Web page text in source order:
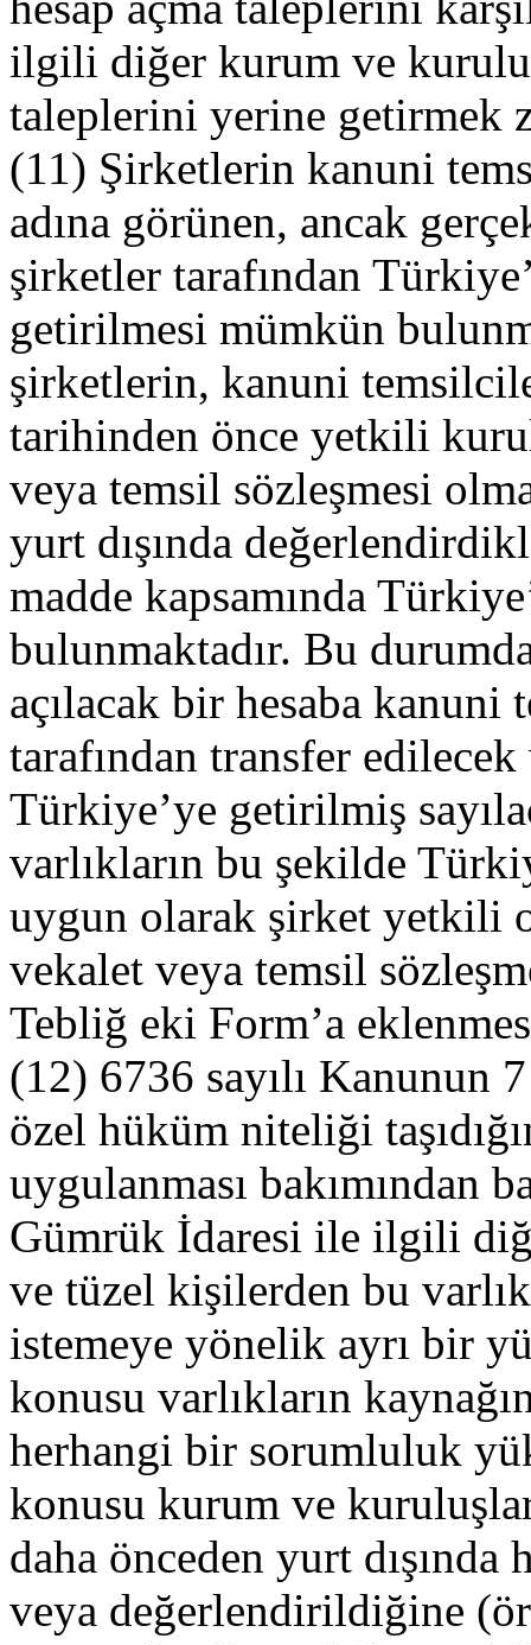
ilgili diğer kurum ve
taleplerini yerine getirmek
(11) Şirketlerin kanuni
adına görünen, ancak
şirketler tarafından
getirilmesi mümkün
şirketlerin, kanuni
tarihinden önce yetkili
veya temsil sözleşmesi
yurt dışında
madde kapsamında
bulunmaktadır. Bu
açılacak bir hesaba
tarafından transfer
Türkiye’ye getirilmiş
varlıkların bu şekilde
uygun olarak şirket yetkili
vekalet veya temsil
Tebliğ eki Form’a
(12) 6736 sayılı Kanunun
özel hüküm niteliği
uygulanması bakımından
Gümrük İdaresi ile ilgili
ve tüzel kişilerden bu
istemeye yönelik ayrı bir
konusu varlıkların
herhangi bir sorumluluk
konusu kurum ve
daha önceden yurt
veya değerlendirildiğine